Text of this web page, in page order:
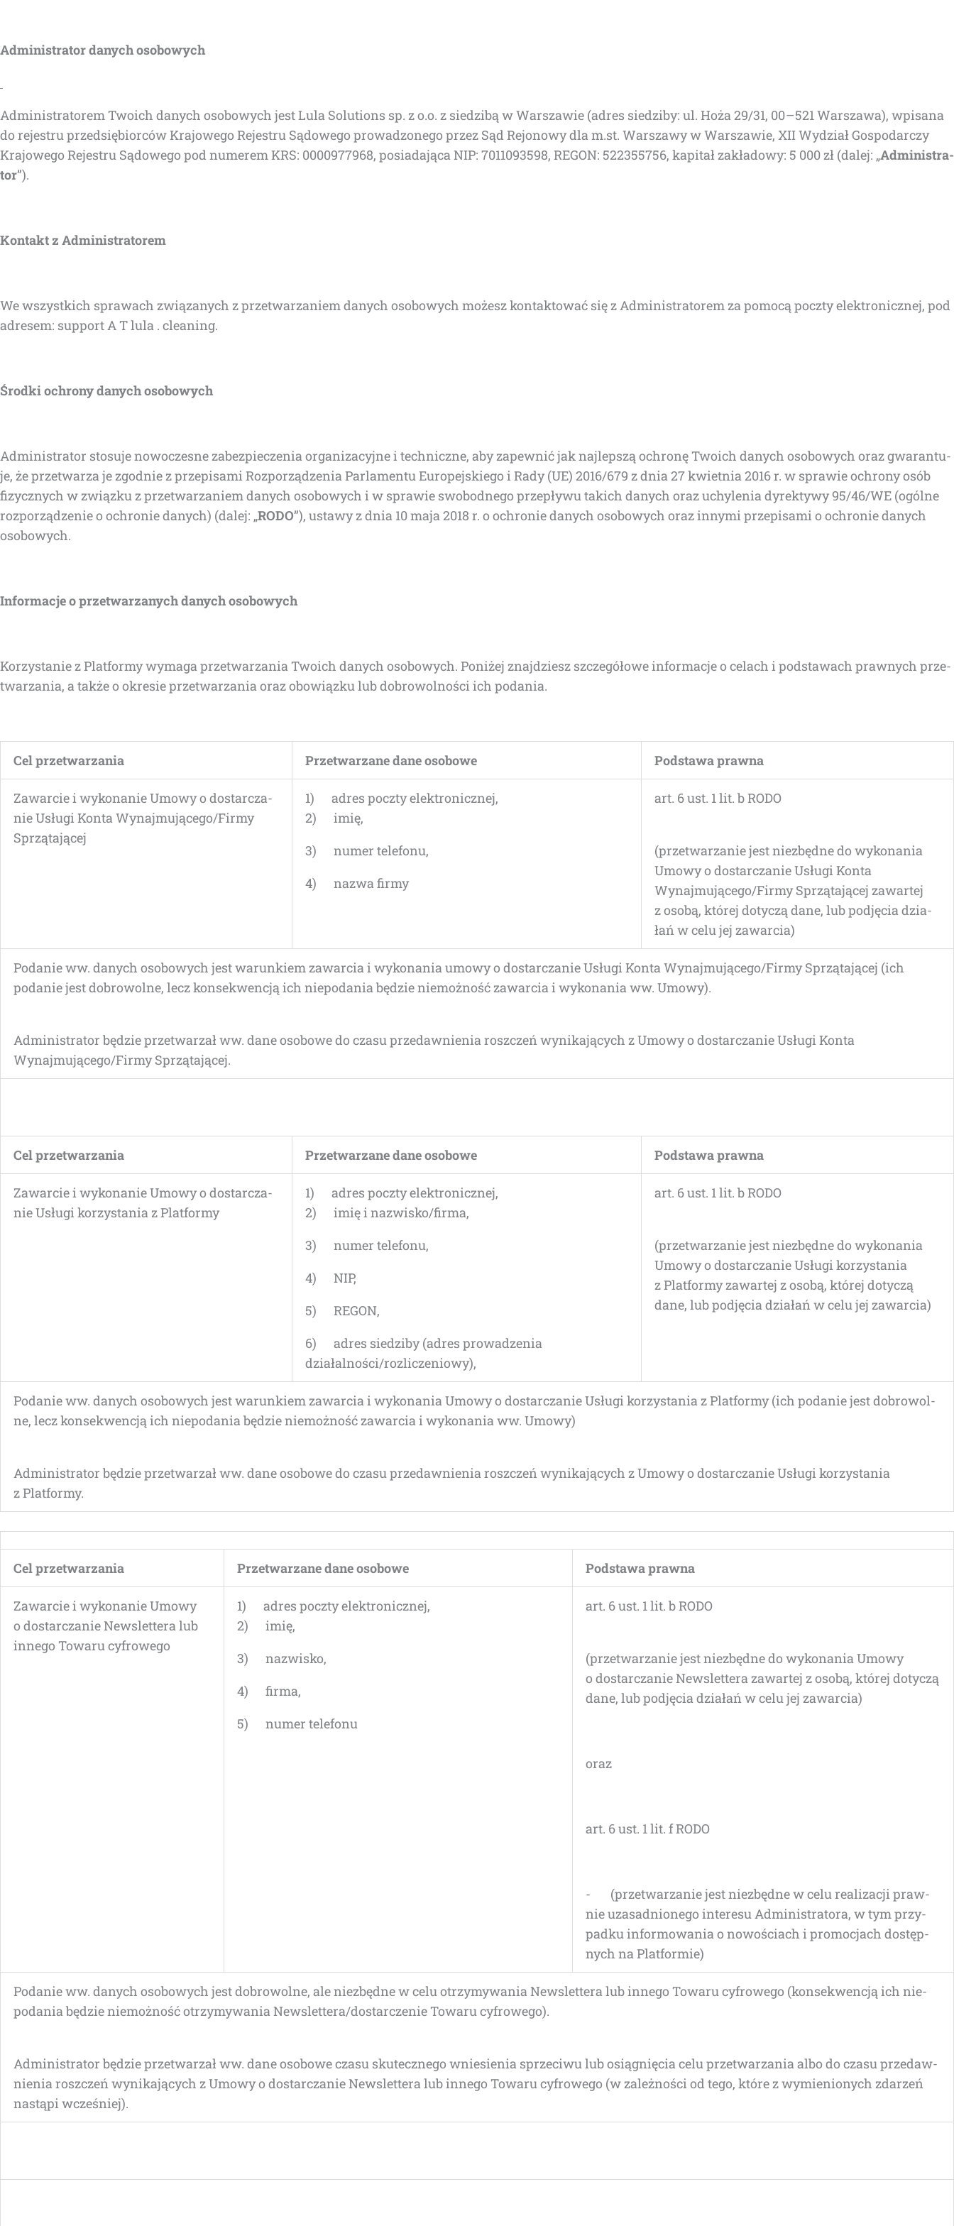
Admi­ni­stra­tor danych osobowych
Admi­ni­stra­to­rem Two­ich danych oso­bo­wych jest Lula Solu­tions sp. z o.o. z sie­dzi­bą w War­sza­wie (adres sie­dzi­by: ul. Hoża 29/31, 00 – 521 War­sza­wa), wpi­sa­na
do reje­stru przed­się­bior­ców Kra­jo­we­go Reje­stru Sądo­we­go pro­wa­dzo­ne­go przez Sąd Rejo­no­wy dla m.st. War­sza­wy w War­sza­wie, XII Wydział Gospo­dar­czy
Kra­jo­we­go Reje­stru Sądo­we­go pod nume­rem KRS: 0000977968, posia­da­ją­ca NIP: 7011093598, REGON: 522355756, kapi­tał zakła­do­wy: 5 000 zł (dalej: „Admi­ni­stra­
tor”).
Kon­takt z Administratorem
We wszyst­kich spra­wach zwią­za­nych z prze­twa­rza­niem danych oso­bo­wych możesz kon­tak­to­wać się z Admi­ni­stra­to­rem za pomo­cą pocz­ty elek­tro­nicz­nej, pod
adre­sem: sup­port A T lula . cleaning.
Środ­ki ochro­ny danych osobowych
Admi­ni­stra­tor sto­su­je nowo­cze­sne zabez­pie­cze­nia orga­ni­za­cyj­ne i tech­nicz­ne, aby zapew­nić jak naj­lep­szą ochro­nę Two­ich danych oso­bo­wych oraz gwa­ran­tu­
je, że prze­twa­rza je zgod­nie z prze­pi­sa­mi Roz­po­rzą­dze­nia Par­la­men­tu Euro­pej­skie­go i Rady (UE) 2016/679 z dnia 27 kwiet­nia 2016 r. w spra­wie ochro­ny osób
fizycz­nych w związ­ku z prze­twa­rza­niem danych oso­bo­wych i w spra­wie swo­bod­ne­go prze­pły­wu takich danych oraz uchy­le­nia dyrek­ty­wy 95/46/WE (ogól­ne
roz­po­rzą­dze­nie o ochro­nie danych) (dalej: „RODO”), usta­wy z dnia 10 maja 2018 r. o ochro­nie danych oso­bo­wych oraz inny­mi prze­pi­sa­mi o ochro­nie danych
osobowych.
Infor­ma­cje o prze­twa­rza­nych danych osobowych
Korzy­sta­nie z Plat­for­my wyma­ga prze­twa­rza­nia Two­ich danych oso­bo­wych. Poni­żej znaj­dziesz szcze­gó­ło­we infor­ma­cje o celach i pod­sta­wach praw­nych prze­
twa­rza­nia, a tak­że o okre­sie prze­twa­rza­nia oraz obo­wiąz­ku lub dobro­wol­no­ści ich podania.
Cel prze­twa­rza­nia Prze­twa­rza­ne dane osobowe Pod­sta­wa prawna
Zawar­cie i wyko­na­nie Umo­wy o dostar­cza­
nie Usłu­gi Kon­ta Wynajmującego/Firmy
Sprzątającej
1) adres pocz­ty elektronicznej,
2) imię,
3) numer telefonu,
4) nazwa firmy
art. 6 ust. 1 lit. b RODO
(prze­twa­rza­nie jest nie­zbęd­ne do wyko­na­nia
Umo­wy o dostar­cza­nie Usłu­gi Kon­ta
Wynajmującego/Firmy Sprzą­ta­ją­cej zawar­tej
z oso­bą, któ­rej doty­czą dane, lub pod­ję­cia dzia­
łań w celu jej zawarcia)
Poda­nie ww. danych oso­bo­wych jest warun­kiem zawar­cia i wyko­na­nia umo­wy o dostar­cza­nie Usłu­gi Kon­ta Wynajmującego/Firmy Sprzą­ta­ją­cej (ich
poda­nie jest dobro­wol­ne, lecz kon­se­kwen­cją ich nie­poda­nia będzie nie­moż­ność zawar­cia i wyko­na­nia ww. Umowy).
Admi­ni­stra­tor będzie prze­twa­rzał ww. dane oso­bo­we do cza­su przedaw­nie­nia rosz­czeń wyni­ka­ją­cych z Umo­wy o dostar­cza­nie Usłu­gi Kon­ta
Wynajmującego/Firmy Sprzątającej.
Cel prze­twa­rza­nia Prze­twa­rza­ne dane osobowe Pod­sta­wa prawna
Zawar­cie i wyko­na­nie Umo­wy o dostar­cza­
nie Usłu­gi korzy­sta­nia z Platformy
1) adres pocz­ty elektronicznej,
2) imię i nazwisko/firma,
3) numer telefonu,
4) NIP,
5) REGON,
6) adres sie­dzi­by (adres pro­wa­dze­nia
działalności/rozliczeniowy),
art. 6 ust. 1 lit. b RODO
(prze­twa­rza­nie jest nie­zbęd­ne do wyko­na­nia
Umo­wy o dostar­cza­nie Usłu­gi korzy­sta­nia
z Plat­for­my zawar­tej z oso­bą, któ­rej doty­czą
dane, lub pod­ję­cia dzia­łań w celu jej zawarcia)
Poda­nie ww. danych oso­bo­wych jest warun­kiem zawar­cia i wyko­na­nia Umo­wy o dostar­cza­nie Usłu­gi korzy­sta­nia z Plat­for­my (ich poda­nie jest dobro­wol­
ne, lecz kon­se­kwen­cją ich nie­poda­nia będzie nie­moż­ność zawar­cia i wyko­na­nia ww. Umowy)
Admi­ni­stra­tor będzie prze­twa­rzał ww. dane oso­bo­we do cza­su przedaw­nie­nia rosz­czeń wyni­ka­ją­cych z Umo­wy o dostar­cza­nie Usłu­gi korzy­sta­nia
z Platformy.
Cel prze­twa­rza­nia Prze­twa­rza­ne dane osobowe Pod­sta­wa prawna
Zawar­cie i wyko­na­nie Umo­wy
o dostar­cza­nie New­slet­te­ra lub
inne­go Towa­ru cyfrowego
1) adres pocz­ty elektronicznej,
2) imię,
3) nazwi­sko,
4) fir­ma,
5) numer telefonu
art. 6 ust. 1 lit. b RODO
(prze­twa­rza­nie jest nie­zbęd­ne do wyko­na­nia Umo­wy
o dostar­cza­nie New­slet­te­ra zawar­tej z oso­bą, któ­rej doty­czą
dane, lub pod­ję­cia dzia­łań w celu jej zawarcia)
oraz
art. 6 ust. 1 lit. f RODO
- (prze­twa­rza­nie jest nie­zbęd­ne w celu reali­za­cji praw­
nie uza­sad­nio­ne­go inte­re­su Admi­ni­stra­to­ra, w tym przy­
pad­ku infor­mo­wa­nia o nowo­ściach i pro­mo­cjach dostęp­
nych na Platformie)
Poda­nie ww. danych oso­bo­wych jest dobro­wol­ne, ale nie­zbęd­ne w celu otrzy­my­wa­nia New­slet­te­ra lub inne­go Towa­ru cyfro­we­go (kon­se­kwen­cją ich nie­
poda­nia będzie nie­moż­ność otrzy­my­wa­nia Newslettera/dostarczenie Towa­ru cyfrowego).
Admi­ni­stra­tor będzie prze­twa­rzał ww. dane oso­bo­we cza­su sku­tecz­ne­go wnie­sie­nia sprze­ci­wu lub osią­gnię­cia celu prze­twa­rza­nia albo do cza­su przedaw­
nie­nia rosz­czeń wyni­ka­ją­cych z Umo­wy o dostar­cza­nie New­slet­te­ra lub inne­go Towa­ru cyfro­we­go (w zależ­no­ści od tego, któ­re z wymie­nio­nych zda­rzeń
nastą­pi wcześniej).